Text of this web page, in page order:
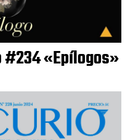
«Epílogos»